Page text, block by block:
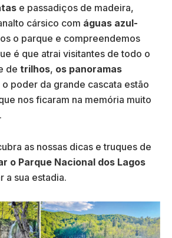
e passadiços de madeira,
cársico com águas azul-
o parque e compreendemos
é que atrai visitantes de todo o
de trilhos, os panoramas
o poder da grande cascata estão
nos ficaram na memória muito
as nossas dicas e truques de
o Parque Nacional dos Lagos
a sua estadia.